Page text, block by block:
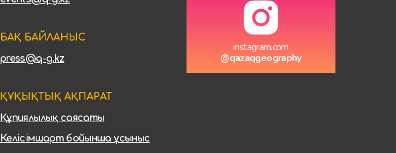
БАҚ БАЙЛАНЫС
press@q-g.kz
ҚҰҚЫҚТЫҚ АҚПАРАТ
Құпиялылық саясаты
Келісімшарт бойынша ұсыныс
instagram.com
@qazaqgeography